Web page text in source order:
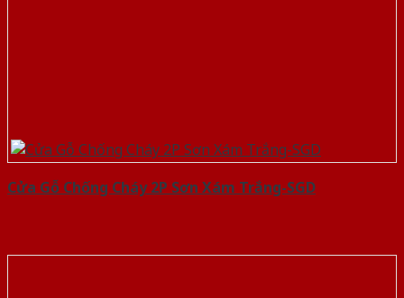
Cửa Gỗ Chống Cháy 2P Sơn Xám Trắng-SGD